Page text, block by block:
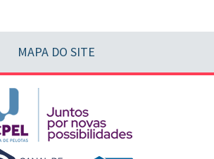
MAPA DO SITE